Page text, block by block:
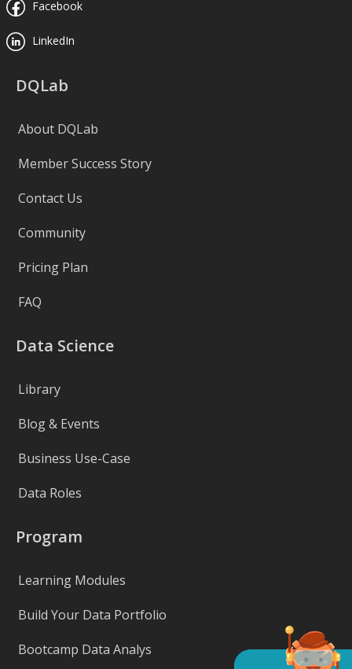
Facebook
LinkedIn
DQLab
About DQLab
Member Success Story
Contact Us
Community
Pricing Plan
FAQ
Data Science
Library
Blog & Events
Business Use-Case
Data Roles
Program
Learning Modules
Build Your Data Portfolio
Bootcamp Data Analys